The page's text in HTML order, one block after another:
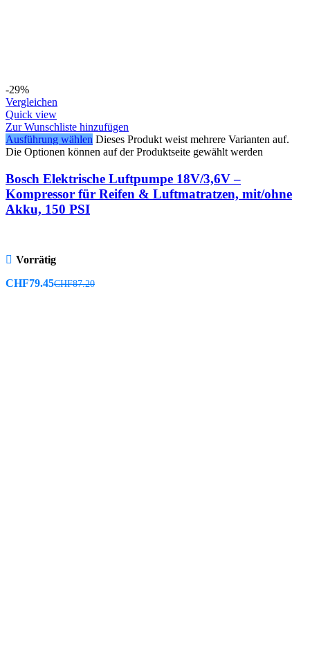
-29%
Vergleichen
Quick view
Zur Wunschliste hinzufügen
Ausführung wählen Dieses Produkt weist mehrere Varianten auf.
Die Optionen können auf der Produktseite gewählt werden
Bosch Elektrische Luftpumpe 18V/3,6V –
Kompressor für Reifen & Luftmatratzen, mit/ohne
Akku, 150 PSI
Vorrätig
CHF79.45CHF87.20